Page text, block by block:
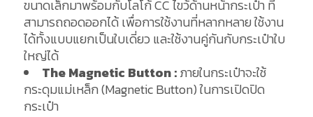
ขนาดเล็กมาพร้อมกับโลโก้ CC ไขว้ด้านหน้ากระเป๋า ที่
สามารถถอดออกได้ เพื่อการใช้งานที่หลากหลาย ใช้งาน
ได้ทั้งแบบแยกเป็นใบเดี่ยว และใช้งานคู่กันกับกระเป๋าใบ
ใหญ่ได้
The Magnetic Button :ภายในกระเป๋าจะใช้
กระดุมแม่เหล็ก (Magnetic Button) ในการเปิดปิด
กระเป๋า